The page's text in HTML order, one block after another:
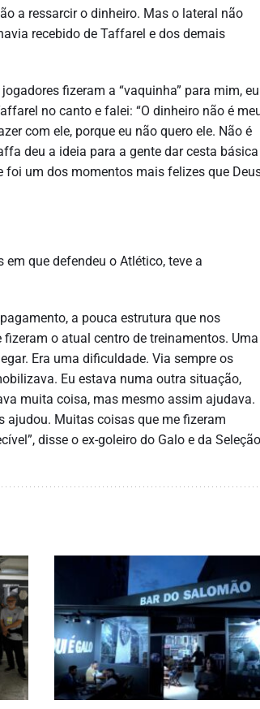
a ressarcir o dinheiro. Mas o lateral não
recebido de Taffarel e dos demais
fizeram a “vaquinha” para mim, eu
no canto e falei: “O dinheiro não é
com ele, porque eu não quero ele. Não é
deu a ideia para a gente dar cesta básica
um dos momentos mais felizes que
que defendeu o Atlético, teve a
a pouca estrutura que nos
o atual centro de treinamentos. Uma
Era uma dificuldade. Via sempre os
Eu estava numa outra situação,
muita coisa, mas mesmo assim ajudava.
ajudou. Muitas coisas que me fizeram
disse o ex-goleiro do Galo e da Seleção